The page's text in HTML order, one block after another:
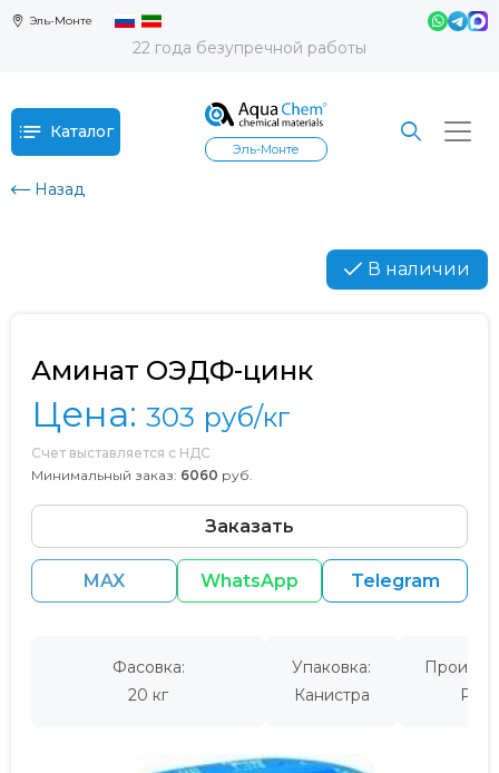
Эль-Монте
22 года безупречной работы
Каталог
Эль-Монте
Назад
В наличии
Аминат ОЭДФ-цинк
Цена: 303 руб/кг
Счет выставляется с НДС
Минимальный заказ: 6060 руб.
Заказать
MAX WhatsApp Telegram
Фасовка:
20 кг
Упаковка:
Канистра